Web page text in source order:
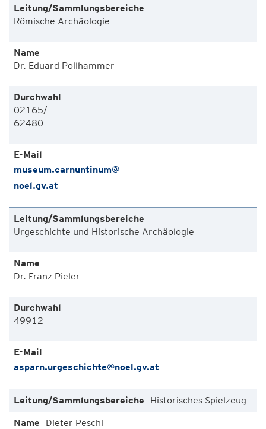
Römische Archäologie
Dr. Eduard Pollhammer
02165/
62480
museum.carnuntinum@
noel.gv.at
Urgeschichte und Historische Archäologie
Dr. Franz Pieler
49912
asparn.urgeschichte@noel.gv.at
Historisches Spielzeug
Dieter Peschl